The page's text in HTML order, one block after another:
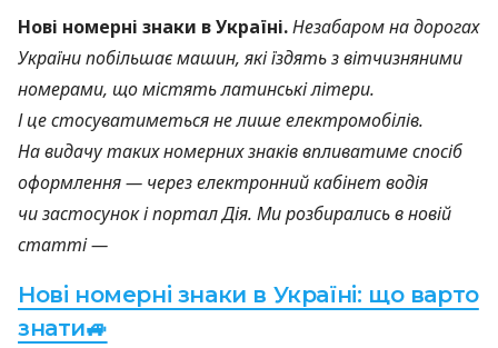
Нові номерні знаки в Україні.Незабаром на дорогах
України побільшає машин, які їздять з вітчизняними
номерами, що містять латинські літери.
І це стосуватиметься не лише електромобілів.
На видачу таких номерних знаків впливатиме спосіб
оформлення — через електронний кабінет водія
чи застосунок і портал Дія. Ми розбирались в новій
статті —
Нові номерні знаки в Україні: що варто
знати🚙